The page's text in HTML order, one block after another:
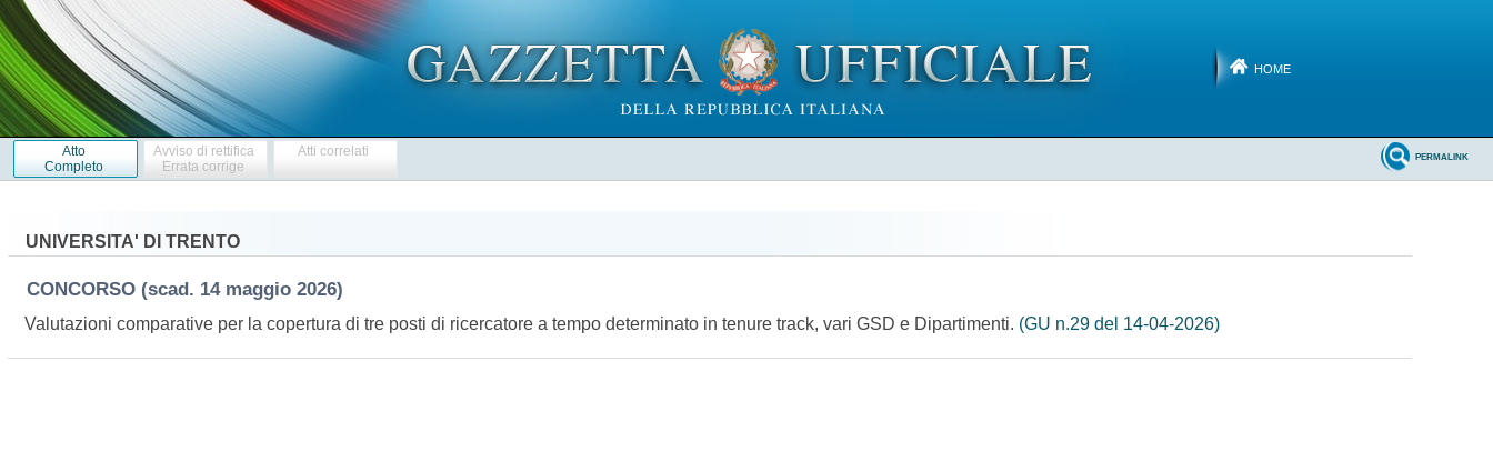
HOME
Atto
Completo
Avviso di rettifica
Errata corrige
Atti correlati PERMALINK
UNIVERSITA' DI TRENTO
CONCORSO (scad. 14 maggio 2026)
Valutazioni comparative per la copertura di tre posti di ricercatore a tempo determinato in tenure track, vari GSD e Dipartimenti. (GU n.29 del 14-04-2026)